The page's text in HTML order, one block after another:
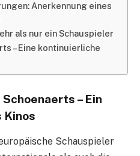
Anerkennung eines
als nur ein Schauspieler
– Eine kontinuierliche
– Ein
Kinos
Schauspieler